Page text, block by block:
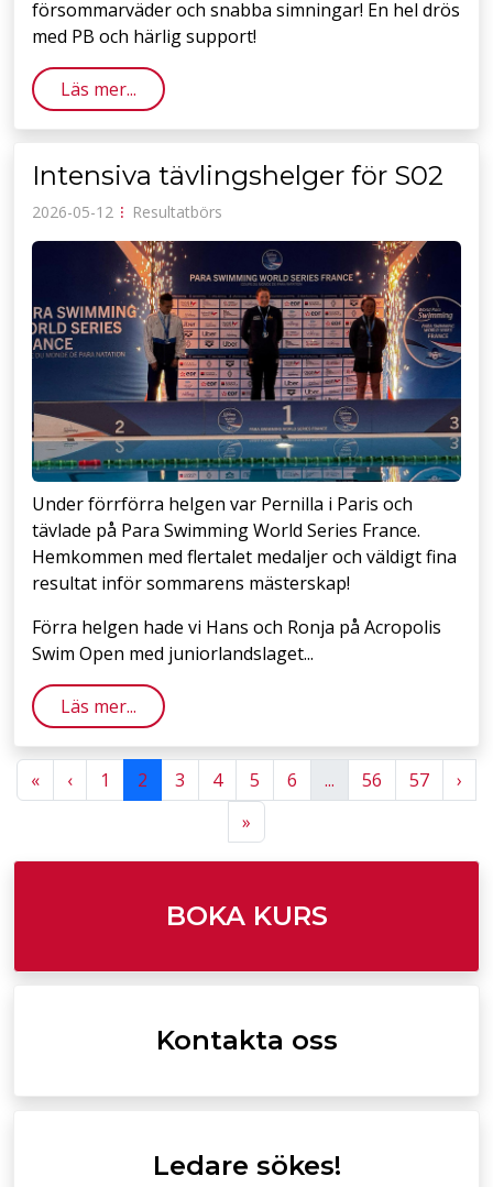
försommarväder och snabba simningar! En hel drös
med PB och härlig support!
Läs mer...
Intensiva tävlingshelger för S02
2026-05-12 ⁝ Resultatbörs
Under förrförra helgen var Pernilla i Paris och
tävlade på Para Swimming World Series France.
Hemkommen med flertalet medaljer och väldigt fina
resultat inför sommarens mästerskap!
Förra helgen hade vi Hans och Ronja på Acropolis
Swim Open med juniorlandslaget...
Läs mer...
«Previous
‹Previous
1 2 3 4 5 6 ... 56 57 ›
»Next
BOKA KURS
Kontakta oss
Ledare sökes!